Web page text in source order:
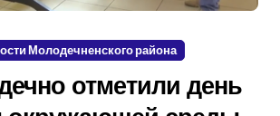
Молодечненского района
отметили день